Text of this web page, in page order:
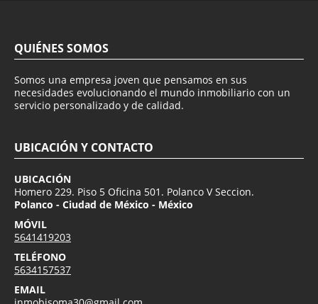
QUIÉNES SOMOS
Somos una empresa joven que pensamos en sus
necesidades evolucionando el mundo inmobiliario con un
servicio personalizado y de calidad.
UBICACIÓN
Homero 229. Piso 5 Oficina 501. Polanco V Seccion.
Polanco - Ciudad de México - México
MÓVIL
5641419203
TELÉFONO
5634157537